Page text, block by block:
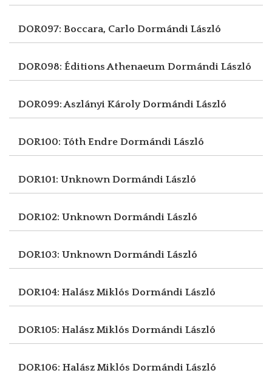
DOR097: Boccara, Carlo Dormándi László
DOR098: Éditions Athenaeum Dormándi László
DOR099: Aszlányi KárolyDormándi László
DOR100: Tóth Endre Dormándi László
DOR101: UnknownDormándi László
DOR102: UnknownDormándi László
DOR103: UnknownDormándi László
DOR104: Halász Miklós Dormándi László
DOR105: Halász Miklós Dormándi László
DOR106: Halász Miklós Dormándi László